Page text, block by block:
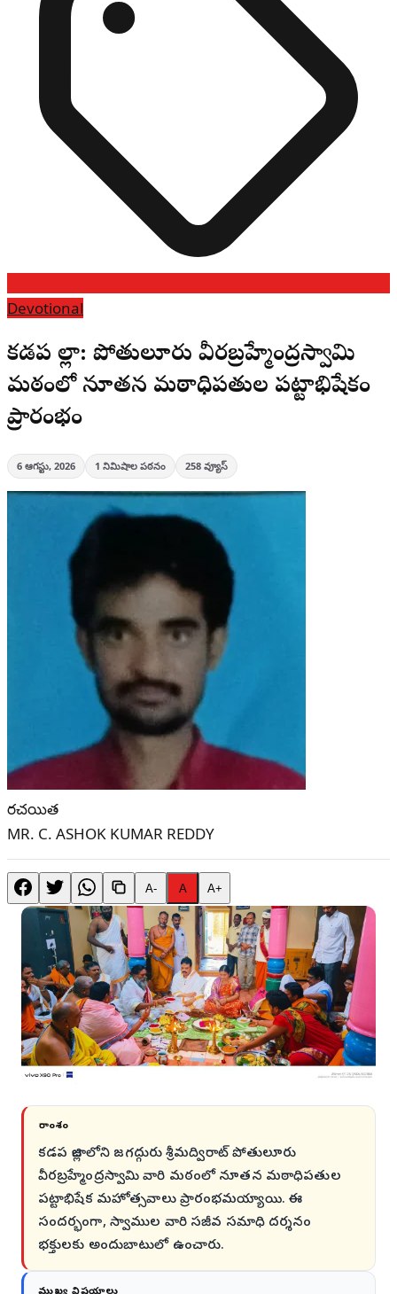
Devotional
కడప జిల్లా: పోతులూరు వీరబ్రహ్మేంద్రస్వామి
మఠంలో నూతన మఠాధిపతుల పట్టాభిషేకం
ప్రారంభం
6 ఆగస్టు, 2026 1 నిమిషాల పఠనం 258 వ్యూస్
రచయిత
MR. C. ASHOK KUMAR REDDY
A- A A+
సారాంశం
కడప జిల్లాలోని జగద్గురు శ్రీమద్విరాట్ పోతులూరు
వీరబ్రహ్మేంద్రస్వామి వారి మఠంలో నూతన మఠాధిపతుల
పట్టాభిషేక మహోత్సవాలు ప్రారంభమయ్యాయి. ఈ
సందర్భంగా, స్వాముల వారి సజీవ సమాధి దర్శనం
భక్తులకు అందుబాటులో ఉంచారు.